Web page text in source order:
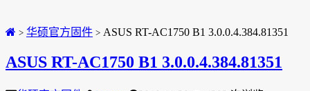
> 华硕官方固件 > ASUS RT-AC1750 B1 3.0.0.4.384.81351
ASUS RT-AC1750 B1 3.0.0.4.384.81351